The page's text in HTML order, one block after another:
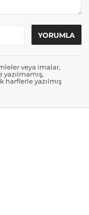
veya imalar,
yazılmamış,
harflerle yazılmış